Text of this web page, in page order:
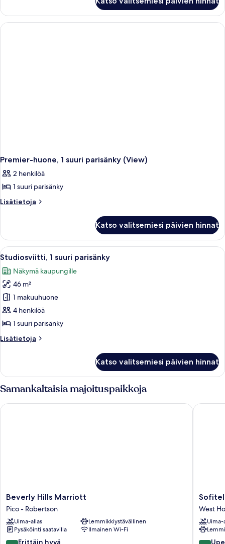
parisänky,
terassi
1
suuri
parisänky,
Premier-huone, 1 suuri parisänky (View)
2 henkilöä
1 suuri parisänky
Lisätietoja
Lisätietoja
1
suuri
parisänky
Katso valitsemiesi päivien hinnat
Avaa
kaikki
huonetyypin
Studiosviitti,
suuri
parisänky
Huoneessa on vihreä sohva, pyöreä
7
Studiosviitti, 1 suuri parisänky
Näkymä kaupungille
46 m²
1 makuuhuone
4 henkilöä
1 suuri parisänky
Lisätietoja
Lisätietoja
suuri
parisänky
Katso valitsemiesi päivien hinnat
Samankaltaisia majoituspaikkoja
Beverly
Hills
Marriott
Pico
-
Robertson
Beverly Hills Marriott
Pico - Robertson
Uima-allas
Lemmikkiystävällinen
Pysäköinti saatavilla
Ilmainen Wi-Fi
8.4 Erittäin hyvä
Beverly Hills Marriott
Sofitel
LA
at
Beverly
Hills
West
Sofitel
West
Uima-
9.0
Sofitel